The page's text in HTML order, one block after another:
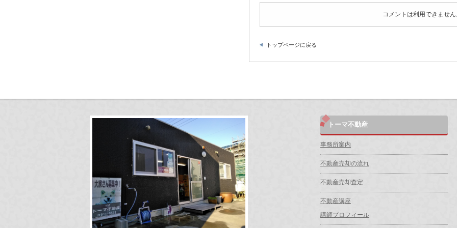
コメントは利用できませ
トップページに戻る
トーマ不動産
事務所案内
不動産売却の流れ
不動産売却査定
不動産講座
講師プロフィール